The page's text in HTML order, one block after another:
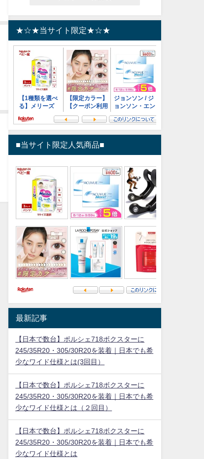
★☆★当サイト限定★☆★
■当サイト限定人気商品■
最新記事
【日本で数台】ポルシェ718ボクスターに
245/35R20・305/30R20を装着｜日本でも希
少なワイド仕様とは(3回目）
【日本で数台】ポルシェ718ボクスターに
245/35R20・305/30R20を装着｜日本でも希
少なワイド仕様とは（２回目）
【日本で数台】ポルシェ718ボクスターに
245/35R20・305/30R20を装着｜日本でも希
少なワイド仕様とは